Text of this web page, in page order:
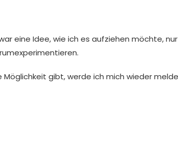
eine Idee, wie ich es aufziehen möchte,
gibt, werde ich mich wieder